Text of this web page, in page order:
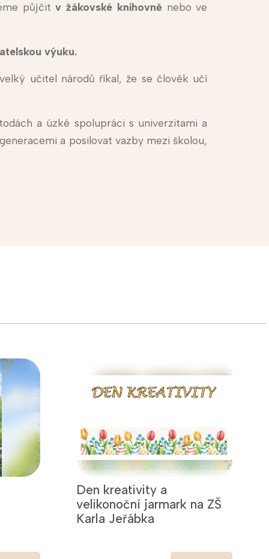
půjčitv žákovské knihovněnebo ve
výuku.
učitel národů říkal, že se člověk učí
a úzké spolupráci s univerzitami a
a posilovat vazby mezi školou,
Den kreativity a
velikonoční jarmark na ZŠ
Karla Jeřábka